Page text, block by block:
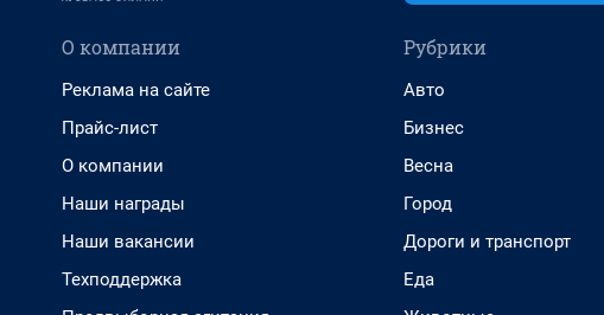
О компании
Реклама на сайте
Прайс-лист
О компании
Наши награды
Наши вакансии
Техподдержка
Рубрики
Авто
Бизнес
Весна
Город
Дороги и транспорт
Еда